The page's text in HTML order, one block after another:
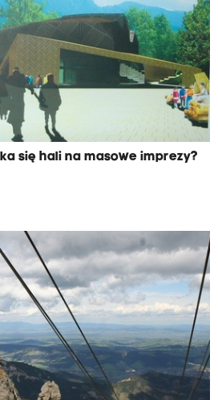
się hali na masowe imprezy?